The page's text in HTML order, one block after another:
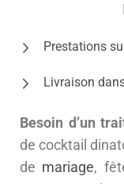
Prestations
Livraison
Besoin d’un
de cocktail
de mariage,